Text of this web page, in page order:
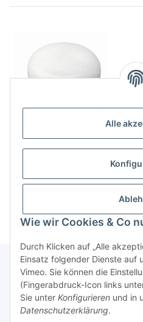
Alle
Wie wir Cookies & Co
Durch Klicken auf „Alle
Einsatz folgender Dienste auf
Vimeo. Sie können die
(Fingerabdruck-Icon links
Sie unter Konfigurieren und in
Datenschutzerklärung.
Kunststoffgleiter mit
Über uns